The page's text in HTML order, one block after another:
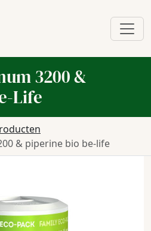
3200 &
Life
& piperine bio be-life